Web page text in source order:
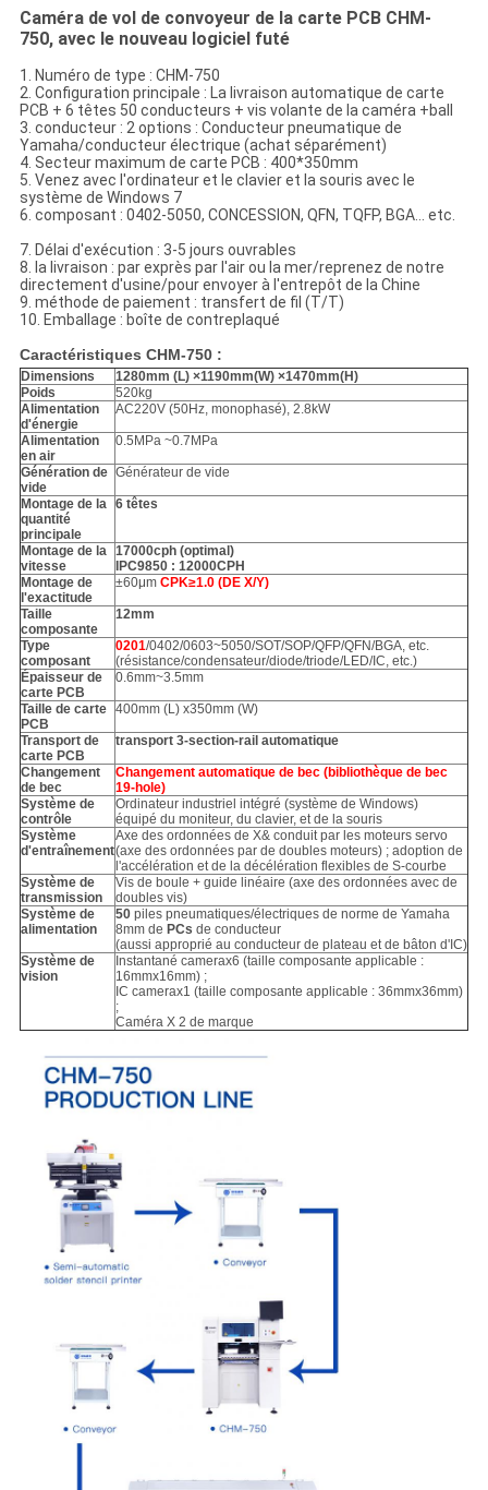
Caméra de vol de convoyeur de la carte PCB CHM-
750, avec le nouveau logiciel futé
1. Numéro de type : CHM-750
2. Configuration principale : La livraison automatique de carte
PCB + 6 têtes 50 conducteurs + vis volante de la caméra +ball
3. conducteur : 2 options : Conducteur pneumatique de
Yamaha/conducteur électrique (achat séparément)
4. Secteur maximum de carte PCB : 400*350mm
5. Venez avec l'ordinateur et le clavier et la souris avec le
système de Windows 7
6. composant : 0402-5050, CONCESSION, QFN, TQFP, BGA… etc.
7. Délai d'exécution : 3-5 jours ouvrables
8. la livraison : par exprès par l'air ou la mer/reprenez de notre
directement d'usine/pour envoyer à l'entrepôt de la Chine
9. méthode de paiement : transfert de fil (T/T)
10. Emballage : boîte de contreplaqué
Caractéristiques CHM-750 :
Dimensions
1280mm (L) ×1190mm(W) ×1470mm(H)
Poids
520kg
Alimentation
d'énergie
AC220V (50Hz, monophasé), 2.8kW
Alimentation
en air
0.5MPa ~0.7MPa
Génération de
vide
Générateur de vide
Montage de la
quantité
principale
6 têtes
Montage de la
vitesse
17000cph (optimal)
IPC9850 : 12000CPH
Montage de
l'exactitude
±60μm CPK≥1.0 (DE X/Y)
Taille
composante
12mm
Type
composant
0201/0402/0603~5050/SOT/SOP/QFP/QFN/BGA, etc.
(résistance/condensateur/diode/triode/LED/IC, etc.)
Épaisseur de
carte PCB
0.6mm~3.5mm
Taille de carte
PCB
400mm (L) x350mm (W)
Transport de
carte PCB
transport 3-section-rail automatique
Changement
de bec
Changement automatique de bec (bibliothèque de bec
19-hole)
Système de
contrôle
Ordinateur industriel intégré (système de Windows)
équipé du moniteur, du clavier, et de la souris
Système
d'entraînement
Axe des ordonnées de X& conduit par les moteurs servo
(axe des ordonnées par de doubles moteurs) ; adoption de
l'accélération et de la décélération flexibles de S-courbe
Système de
transmission
Vis de boule + guide linéaire (axe des ordonnées avec de
doubles vis)
Système de
alimentation
50piles pneumatiques/électriques de norme de Yamaha
8mm de PCs de conducteur
(aussi approprié au conducteur de plateau et de bâton d'IC)
Système de
vision
Instantané camerax6 (taille composante applicable :
16mmx16mm) ;
IC camerax1 (taille composante applicable : 36mmx36mm)
;
Caméra X 2 de marque